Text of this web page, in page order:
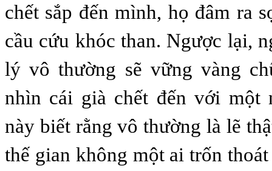
chết sắp đến mình, họ đâm ra
cầu cứu khóc than. Ngược lại,
lý vô thường sẽ vững vàng
nhìn cái già chết đến với một
này biết rằng vô thường là lẽ
thế gian không một ai trốn